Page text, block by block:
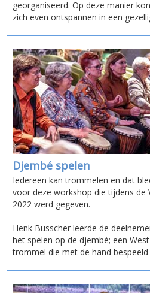
georganiseerd. Op deze manier
zich even ontspannen in een
Djembé spelen
Iedereen kan trommelen en dat
voor deze workshop die tijdens de
2022 werd gegeven.
Henk Busscher leerde de
het spelen op de djembé; een
trommel die met de hand